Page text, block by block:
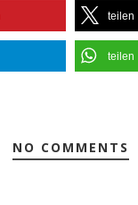
teilen
teilen
NO COMMENTS